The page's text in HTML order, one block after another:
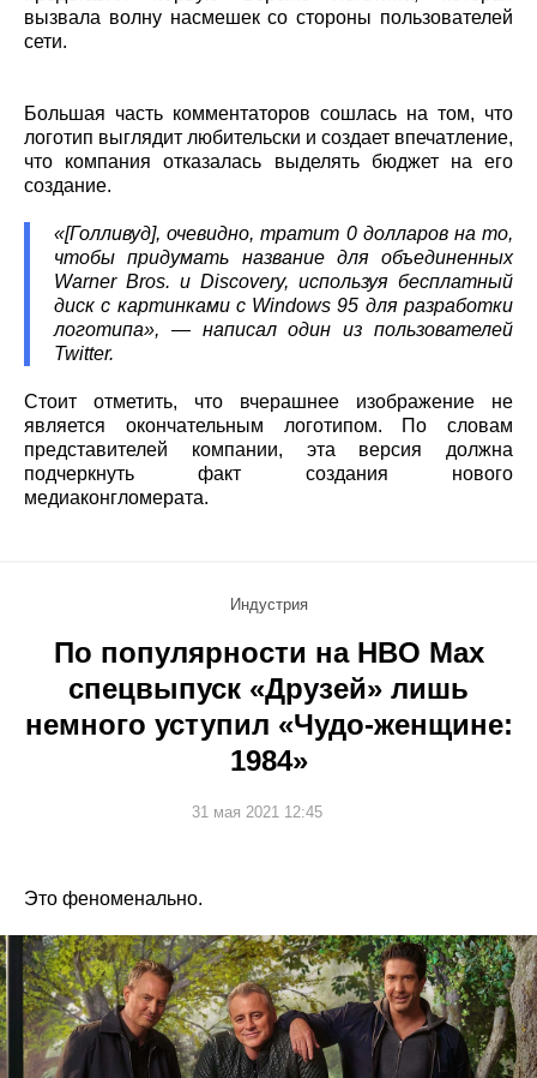
вызвала волну насмешек со стороны пользователей
сети.
Большая часть комментаторов сошлась на том, что
логотип выглядит любительски и создает впечатление,
что компания отказалась выделять бюджет на его
создание.
«[Голливуд], очевидно, тратит 0 долларов на то,
чтобы придумать название для объединенных
Warner Bros. и Discovery, используя бесплатный
диск с картинками с Windows 95 для разработки
логотипа», — написал один из пользователей
Twitter.
Стоит отметить, что вчерашнее изображение не
является окончательным логотипом. По словам
представителей компании, эта версия должна
подчеркнуть факт создания нового
медиаконгломерата.
Индустрия
По популярности на HBO Max
спецвыпуск «Друзей» лишь
немного уступил «Чудо-женщине:
1984»
31 мая 2021 12:45
Это феноменально.